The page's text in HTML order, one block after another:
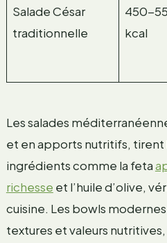
Salade César
traditionnelle
450-
kcal
Les salades
et en apports nutritifs, tirent
ingrédients comme la feta
richesse et l’huile d’olive,
cuisine. Les bowls
textures et valeurs